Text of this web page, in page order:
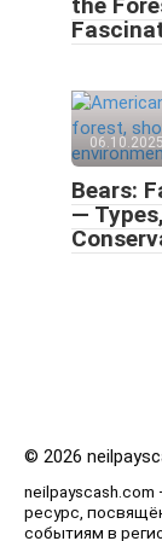
the
06.10.2025
Bears:
—
© 2026
ресурс,
событиям в